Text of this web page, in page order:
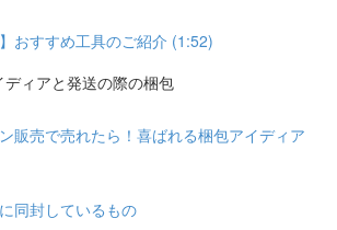
】おすすめ工具のご紹介 (1:52)
ディアと発送の際の梱包
販売で売れたら！喜ばれる梱包アイディア
同封しているもの